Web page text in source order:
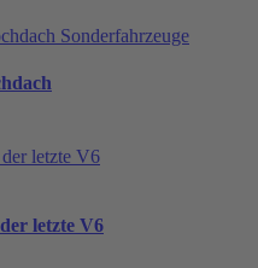
Sonderfahrzeuge
letzte V6